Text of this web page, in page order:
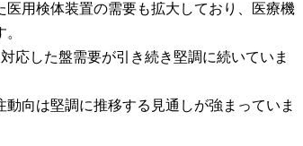
医用検体装置の需要も拡大しており、医療機
応した盤需要が引き続き堅調に続いていま
向は堅調に推移する見通しが強まっていま